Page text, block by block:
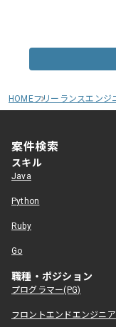
HOMEフリーランスエンジ
案件検索
スキル
Java
Python
Ruby
Go
職種・ポジション
プログラマー(PG)
フロントエンドエンジニア